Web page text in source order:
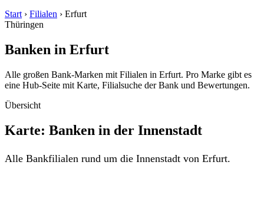
Start › Filialen › Erfurt
Thüringen
Banken in Erfurt
Alle großen Bank-Marken mit Filialen in Erfurt. Pro Marke gibt es
eine Hub-Seite mit Karte, Filialsuche der Bank und Bewertungen.
Übersicht
Karte: Banken in der Innenstadt
Alle Bankfilialen rund um die Innenstadt von Erfurt.